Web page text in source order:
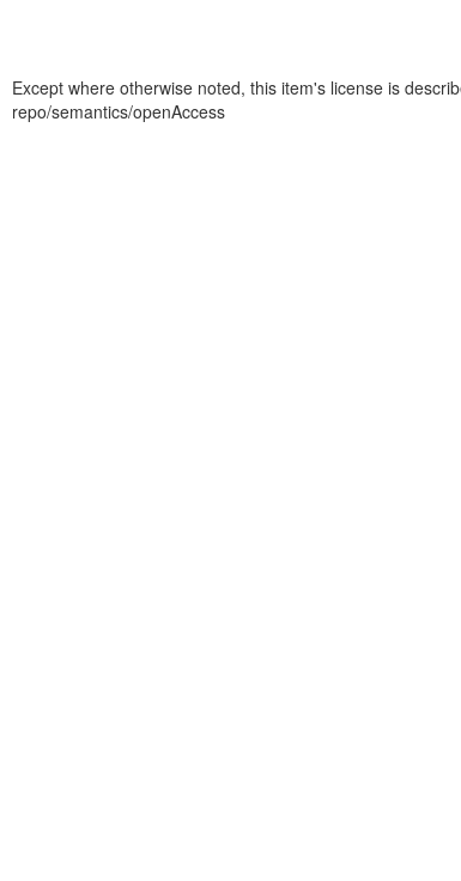
Except where otherwise noted, this item's license is
repo/semantics/openAccess